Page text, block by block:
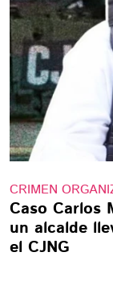
CRIMEN
Caso Carlos
un alcalde
el CJNG